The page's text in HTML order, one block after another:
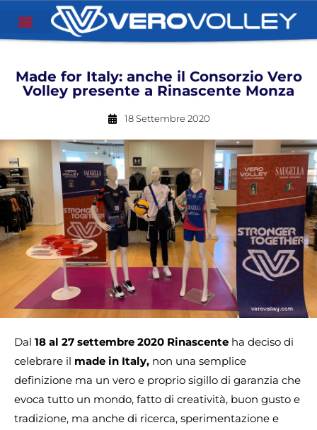
Made for Italy: anche il Consorzio Vero
Volley presente a Rinascente Monza
18 Settembre 2020
Dal 18 al 27 settembre 2020 Rinascente ha deciso di
celebrare il made in Italy, non una semplice
definizione ma un vero e proprio sigillo di garanzia che
evoca tutto un mondo, fatto di creatività, buon gusto e
tradizione, ma anche di ricerca, sperimentazione e